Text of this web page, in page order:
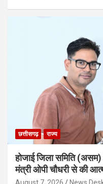
छत्तीसगढ़ राज्य
होजाई जिला समिति (असम)
मंत्री ओपी चौधरी से की